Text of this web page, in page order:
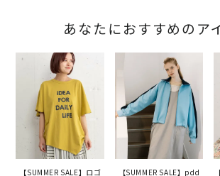
あなたにおすすめのア
【SUMMER SALE】ロゴ
【SUMMER SALE】pdd